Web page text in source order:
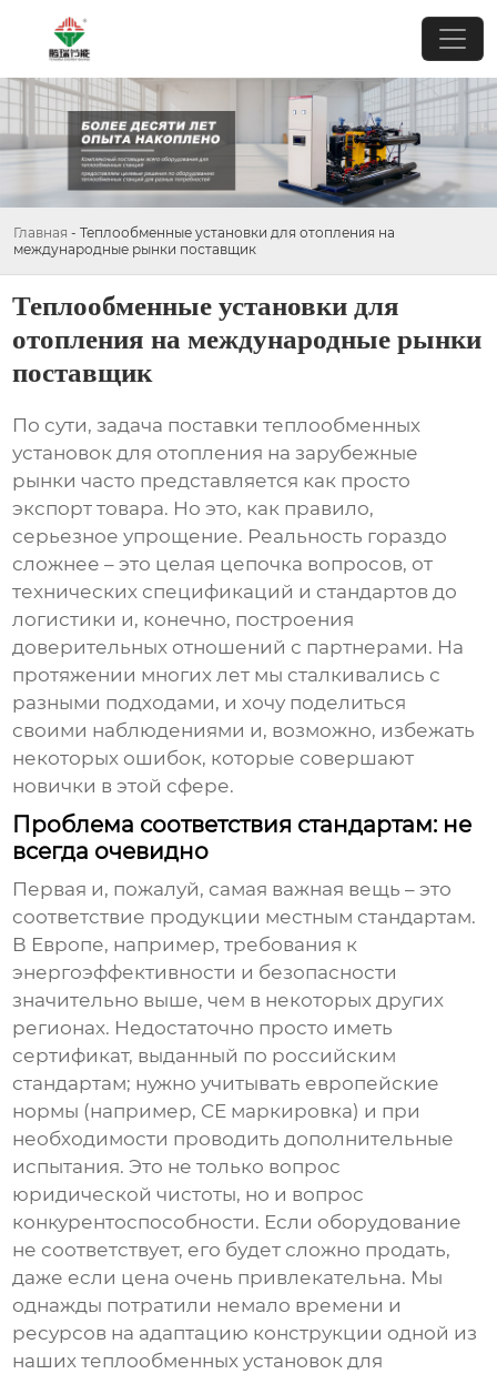
Главная - Теплообменные установки для отопления на
международные рынки поставщик
Теплообменные установки для
отопления на международные рынки
поставщик
По сути, задача поставкитеплообменных
установок для отопления на зарубежные
рынки часто представляется как просто
экспорт товара. Но это, как правило,
серьезное упрощение. Реальность гораздо
сложнее – это целая цепочка вопросов, от
технических спецификаций и стандартов до
логистики и, конечно, построения
доверительных отношений с партнерами. На
протяжении многих лет мы сталкивались с
разными подходами, и хочу поделиться
своими наблюдениями и, возможно, избежать
некоторых ошибок, которые совершают
новички в этой сфере.
Проблема соответствия стандартам: не
всегда очевидно
Первая и, пожалуй, самая важная вещь – это
соответствие продукции местным стандартам.
В Европе, например, требования к
энергоэффективности и безопасности
значительно выше, чем в некоторых других
регионах. Недостаточно просто иметь
сертификат, выданный по российским
стандартам; нужно учитывать европейские
нормы (например, CE маркировка) и при
необходимости проводить дополнительные
испытания. Это не только вопрос
юридической чистоты, но и вопрос
конкурентоспособности. Если оборудование
не соответствует, его будет сложно продать,
даже если цена очень привлекательна. Мы
однажды потратили немало времени и
ресурсов на адаптацию конструкции одной из
нашихтеплообменных установок для